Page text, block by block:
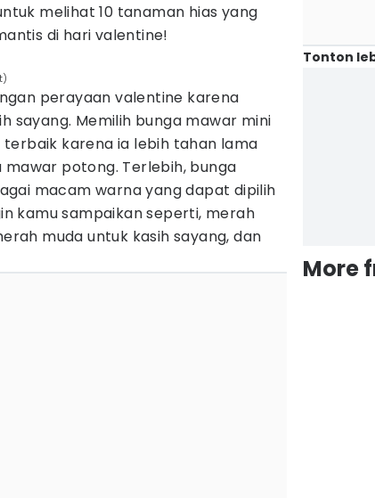
melihat 10 tanaman hias yang
di hari valentine!
perayaan valentine karena
sayang. Memilih bunga mawar mini
karena ia lebih tahan lama
potong. Terlebih, bunga
macam warna yang dapat dipilih
kamu sampaikan seperti, merah
muda untuk kasih sayang, dan
Tonton
More